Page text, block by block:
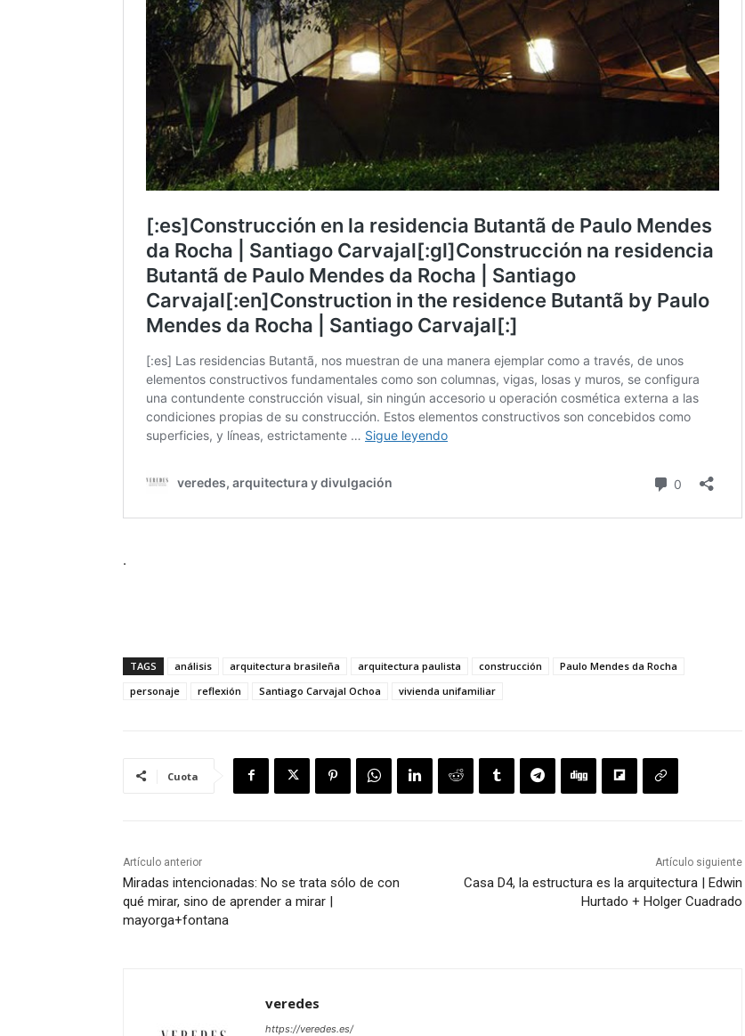
.
TAGS análisis arquitectura brasileña arquitectura paulista construcción
Paulo Mendes da Rocha
personaje
reflexión Santiago Carvajal Ochoa vivienda unifamiliar
Cuota
Artículo anterior
Miradas intencionadas: No se trata sólo de con
qué mirar, sino de aprender a mirar |
mayorga+fontana
Artículo siguiente
Casa D4, la estructura es la arquitectura | Edwin
Hurtado + Holger Cuadrado
veredes
https://veredes.es/